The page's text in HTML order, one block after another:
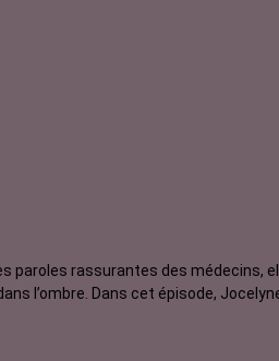
paroles rassurantes des médecins,
l’ombre. Dans cet épisode,